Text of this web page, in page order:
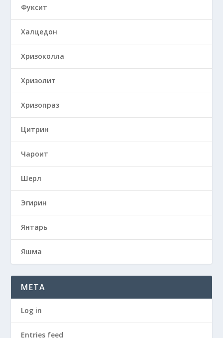
Фуксит
Халцедон
Хризоколла
Хризолит
Хризопраз
Цитрин
Чароит
Шерл
Эгирин
Янтарь
Яшма
META
Log in
Entries feed